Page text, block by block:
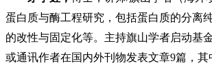
蛋白质与酶工程研究，包括蛋白质的分离
的改性与固定化等。主持旗山学者启动基
或通讯作者在国内外刊物发表文章9篇，其